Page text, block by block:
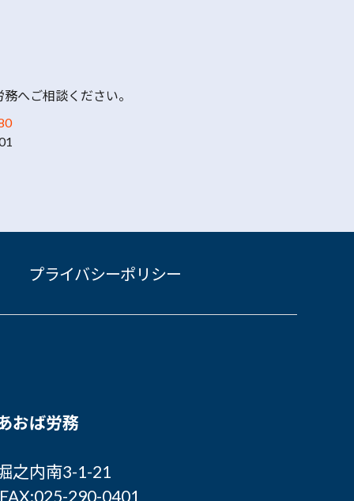
へご相談ください。
プライバシーポリシー
おば労務
之内南3-1-21
290-0401